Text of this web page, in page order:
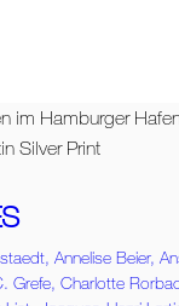
Annelise Beier,
Grefe, Charlotte